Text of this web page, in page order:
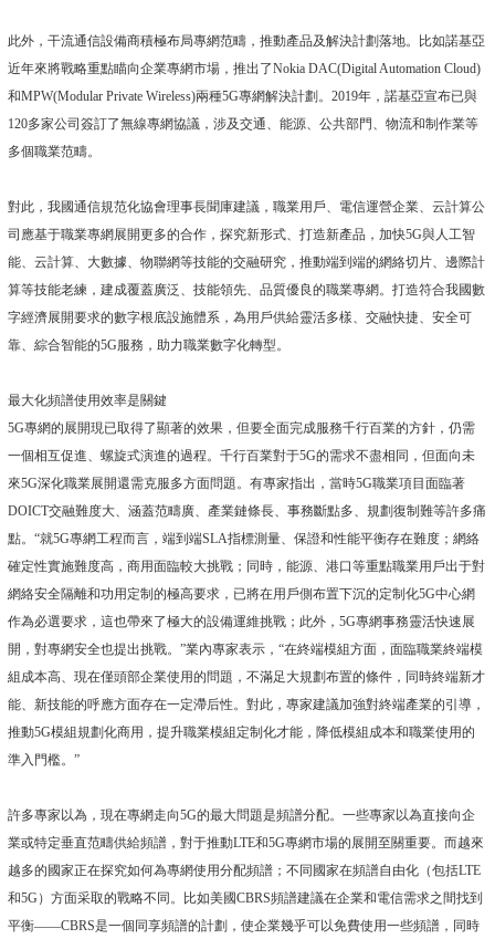
此外，干流通信設備商積極布局專網范疇，推動產品及解決計劃落地。比如諾基亞
近年來將戰略重點瞄向企業專網市場，推出了Nokia DAC(Digital Automation Cloud)
和MPW(Modular Private Wireless)兩種5G專網解決計劃。2019年，諾基亞宣布已與
120多家公司簽訂了無線專網協議，涉及交通、能源、公共部門、物流和制作業等
多個職業范疇。
對此，我國通信規范化協會理事長聞庫建議，職業用戶、電信運營企業、云計算公
司應基于職業專網展開更多的合作，探究新形式、打造新產品，加快5G與人工智
能、云計算、大數據、物聯網等技能的交融研究，推動端到端的網絡切片、邊際計
算等技能老練，建成覆蓋廣泛、技能領先、品質優良的職業專網。打造符合我國數
字經濟展開要求的數字根底設施體系，為用戶供給靈活多樣、交融快捷、安全可
靠、綜合智能的5G服務，助力職業數字化轉型。
最大化頻譜使用效率是關鍵
5G專網的展開現已取得了顯著的效果，但要全面完成服務千行百業的方針，仍需
一個相互促進、螺旋式演進的過程。千行百業對于5G的需求不盡相同，但面向未
來5G深化職業展開還需克服多方面問題。有專家指出，當時5G職業項目面臨著
DOICT交融難度大、涵蓋范疇廣、產業鏈條長、事務斷點多、規劃復制難等許多痛
點。“就5G專網工程而言，端到端SLA指標測量、保證和性能平衡存在難度；網絡
確定性實施難度高，商用面臨較大挑戰；同時，能源、港口等重點職業用戶出于對
網絡安全隔離和功用定制的極高要求，已將在用戶側布置下沉的定制化5G中心網
作為必選要求，這也帶來了極大的設備運維挑戰；此外，5G專網事務靈活快速展
開，對專網安全也提出挑戰。”業內專家表示，“在終端模組方面，面臨職業終端模
組成本高、現在僅頭部企業使用的問題，不滿足大規劃布置的條件，同時終端新才
能、新技能的呼應方面存在一定滯后性。對此，專家建議加強對終端產業的引導，
推動5G模組規劃化商用，提升職業模組定制化才能，降低模組成本和職業使用的
準入門檻。”
許多專家以為，現在專網走向5G的最大問題是頻譜分配。一些專家以為直接向企
業或特定垂直范疇供給頻譜，對于推動LTE和5G專網市場的展開至關重要。而越來
越多的國家正在探究如何為專網使用分配頻譜；不同國家在頻譜自由化（包括LTE
和5G）方面采取的戰略不同。比如美國CBRS頻譜建議在企業和電信需求之間找到
平衡——CBRS是一個同享頻譜的計劃，使企業幾乎可以免費使用一些頻譜，同時